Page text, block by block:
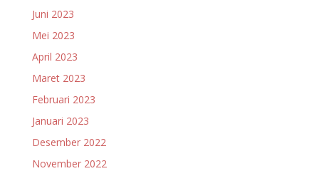
Juni 2023
Mei 2023
April 2023
Maret 2023
Februari 2023
Januari 2023
Desember 2022
November 2022